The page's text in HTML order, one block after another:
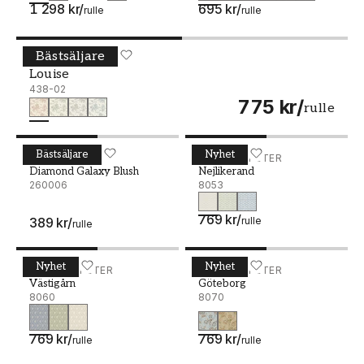
1 298 kr/rulle 695 kr/rulle
Bästsäljare
DURO
Louise
438-02
775 kr/rulle
Louise - 438-02
Bästsäljare
ARTHOUSE
Diamond Galaxy Blush
260006
389 kr/rulle
Diamond Galaxy Blush - 260006
Nyhet
BORÅSTAPETER
Nejlikerand
8053
769 kr/rulle
Nejlikerand - 8053
Nyhet
BORÅSTAPETER
Västigårn
8060
769 kr/rulle
Västigårn - 8060 Nyhet
BORÅSTAPETER
Göteborg
8070
769 kr/rulle
Göteborg - 8070